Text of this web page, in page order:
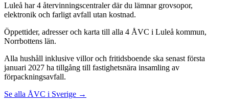
Luleå har 4 återvinningscentraler där du lämnar grovsopor,
elektronik och farligt avfall utan kostnad.
Öppettider, adresser och karta till alla 4 ÅVC i Luleå kommun,
Norrbottens län.
Alla hushåll inklusive villor och fritidsboende ska senast första
januari 2027 ha tillgång till fastighetsnära insamling av
förpackningsavfall.
Se alla ÅVC i Sverige →